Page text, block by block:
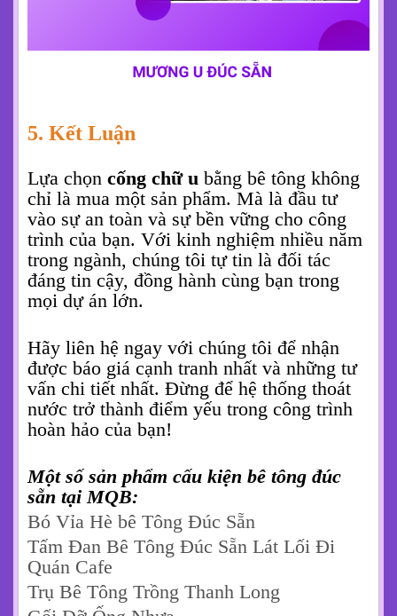
Cung cấp bản vẽ kỹ thuật, hướng dẫn lắp
Lựa chọncống chữ u
chỉ là mua một sản phẩm. Mà là đầu tư
vào sự an toàn và sự bền vững cho công
trình của bạn. Với kinh nghiệm nhiều năm
trong ngành, chúng tôi tự tin là đối tác
đáng tin cậy, đồng hành cùng bạn trong